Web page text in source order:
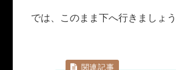
では、このまま下へ行きましょう